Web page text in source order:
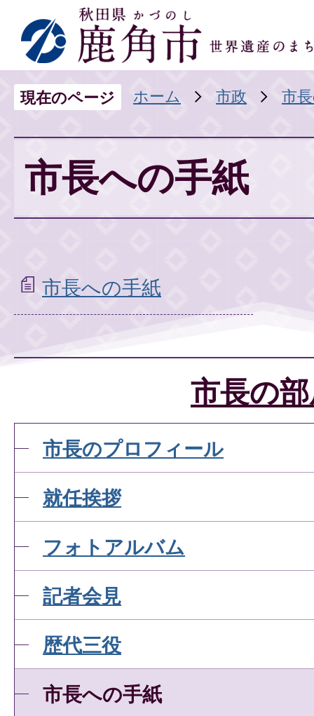
現在のページ ホーム 市政 市
市長への手紙
市長への手紙
市長の
市長のプロフィール
就任挨拶
フォトアルバム
記者会見
歴代三役
市長への手紙